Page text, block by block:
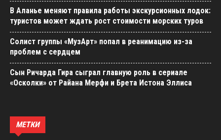
В Аланье меняют правила работы экскурсионных лодок:
туристов может ждать рост стоимости морских туров
Солист группы «МузАрт» попал в реанимацию из-за
проблем с сердцем
Сын Ричарда Гира сыграл главную роль в сериале
«Осколки» от Райана Мерфи и Брета Истона Эллиса
МЕТКИ